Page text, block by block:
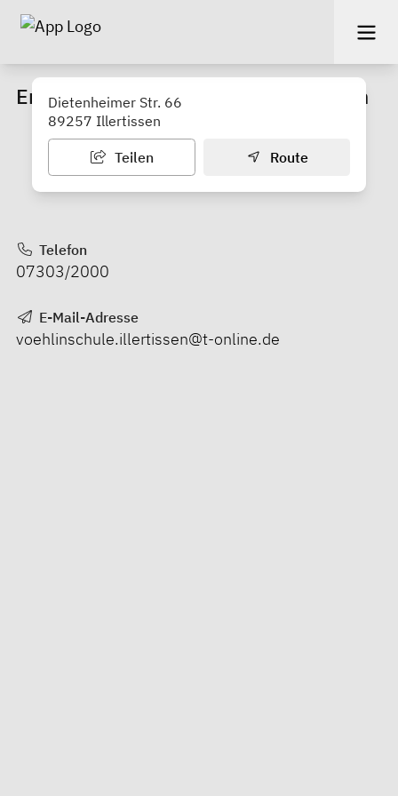
Erhard-Vöhlin-Mittelschule Illertissen
Dietenheimer Str. 66
89257 Illertissen
Teilen Route
Telefon
07303/2000
E-Mail-Adresse
voehlinschule.illertissen@t-online.de